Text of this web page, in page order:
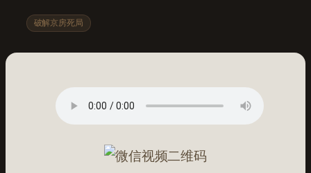
破解京房死局